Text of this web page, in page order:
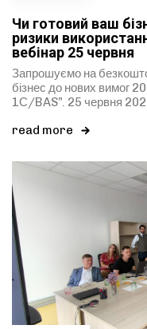
Чи готовий ваш
ризики
вебінар 25 червня
Запрошуємо на
бізнес до нових вимог
1С/BAS”. 25 червня
read more